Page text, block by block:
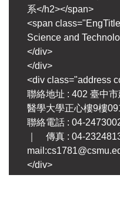
系</h2></span>
<span
Science and
</div>
</div>
<div class="address
聯絡地址 : 402 臺中
醫學大學正心樓9樓
聯絡電話 : 04-
｜ 傳真 : 04-
</div>